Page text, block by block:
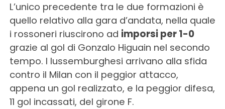
L’unico precedente tra le due formazioni è
quello relativo alla gara d’andata, nella quale
i rossoneri riuscirono ad imporsi per 1-0
grazie al gol di Gonzalo Higuain nel secondo
tempo. I lussemburghesi arrivano alla sfida
contro il Milan con il peggior attacco,
appena un gol realizzato, e la peggior difesa,
11 gol incassati, del girone F.